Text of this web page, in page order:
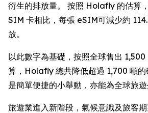
衍生的排放量。 按照 Holafly 的估算
SIM 卡相比，每張 eSIM可減少約
放。
以此數字為基礎，按照全球售出
算，Holafly 總共降低超過 1,700 噸的
是簡單便捷的小舉動，亦能為全球旅遊
旅遊業進入新階段，氣候意識及旅客